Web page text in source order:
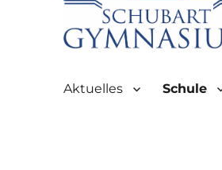
Aalen
Aktuelles Schule